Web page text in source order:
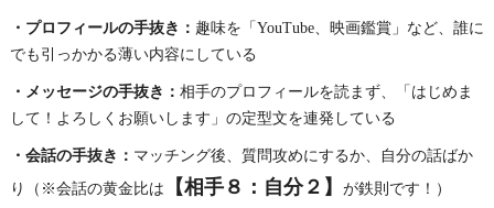
・プロフィールの手抜き： 趣味を「YouTube、映画鑑賞」など、誰に
でも引っかかる薄い内容にしている
・メッセージの手抜き： 相手のプロフィールを読まず、「はじめま
して！よろしくお願いします」の定型文を連発している
・会話の手抜き： マッチング後、質問攻めにするか、自分の話ばか
り（※会話の黄金比は
【相手８：自分２】 が鉄則です！）